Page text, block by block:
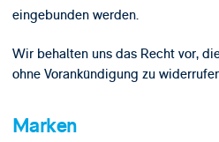
eingebunden werden.
Wir behalten uns das Recht vor,
ohne Vorankündigung zu
Marken